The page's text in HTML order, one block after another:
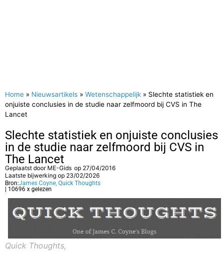
Home » Nieuwsartikels » Wetenschappelijk » Slechte statistiek en
onjuiste conclusies in de studie naar zelfmoord bij CVS in The
Lancet
Slechte statistiek en onjuiste conclusies
in de studie naar zelfmoord bij CVS in
The Lancet
Geplaatst door ME-Gids op 27/04/2016
Laatste bijwerking op 23/02/2026
Bron:James Coyne, Quick Thoughts
| 10696 x gelezen
Quick Thoughts,